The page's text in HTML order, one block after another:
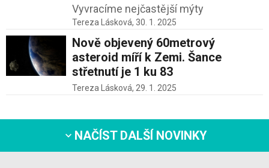
Vyvracíme nejčastější mýty
Tereza Lásková, 30. 1. 2025
Nově objevený 60metrový
asteroid míří k Zemi. Šance
střetnutí je 1 ku 83
Tereza Lásková, 29. 1. 2025
NAČÍST DALŠÍ NOVINKY